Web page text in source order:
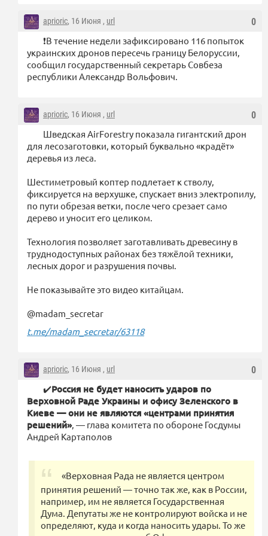
0
aprioric, 16 Июня , url
❗️В течение недели зафиксировано 116 попыток
украинских дронов пересечь границу Белоруссии,
сообщил государственный секретарь Совбеза
республики Александр Вольфович.
0
aprioric, 16 Июня , url
Шведская AirForestry показала гигантский дрон
для лесозаготовки, который буквально «крадёт»
деревья из леса.
Шестиметровый коптер подлетает к стволу,
фиксируется на верхушке, спускает вниз электропилу,
по пути обрезая ветки, после чего срезает само
дерево и уносит его целиком.
Технология позволяет заготавливать древесину в
труднодоступных районах без тяжёлой техники,
лесных дорог и разрушения почвы.
Не показывайте это видео китайцам.
@madam_secretar
t.me/madam_secretar/63118
0
aprioric, 16 Июня , url
✔️Россия не будет наносить ударов по
Верховной Раде Украины и офису Зеленского в
Киеве — они не являются «центрами принятия
решений», — глава комитета по обороне Госдумы
Андрей Картаполов
«Верховная Рада не является центром
принятия решений — точно так же, как в России,
например, им не является Государственная
Дума. Депутаты же не контролируют войска и не
определяют, куда и когда наносить удары. То же